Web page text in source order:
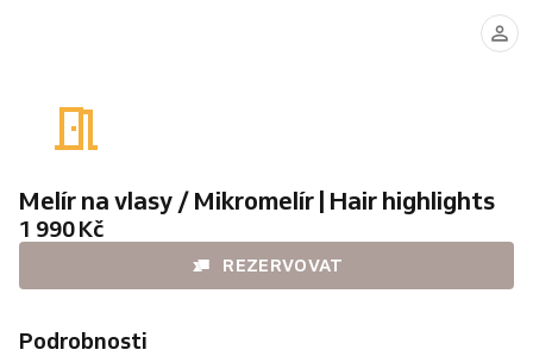
Melír na vlasy / Mikromelír | Hair highlights
1 990 Kč
REZERVOVAT
Podrobnosti